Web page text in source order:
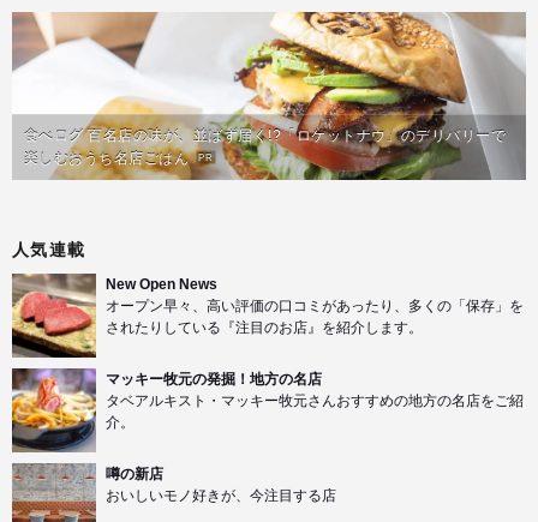
食べログ 百名店の味が、並ばず届く!?「ロケットナウ」のデリバリーで
楽しむおうち名店ごはん PR
人気連載
New Open News
オープン早々、高い評価の口コミがあったり、多くの「保存」を
されたりしている『注目のお店』を紹介します。
マッキー牧元の発掘！地方の名店
タベアルキスト・マッキー牧元さんおすすめの地方の名店をご紹
介。
噂の新店
おいしいモノ好きが、今注目する店